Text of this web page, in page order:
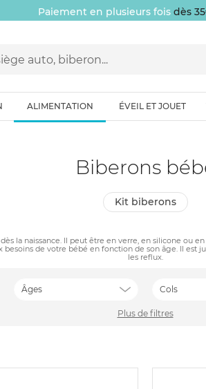
Paiement en plusieurs fois dès
ALIMENTATION ÉVEIL ET JOUET
Biberons
kit biberons
la naissance. Il peut être en verre, en silicone
besoins de votre bébé en fonction de son âge. Il
les reflux.
Âges Cols
Plus de filtres